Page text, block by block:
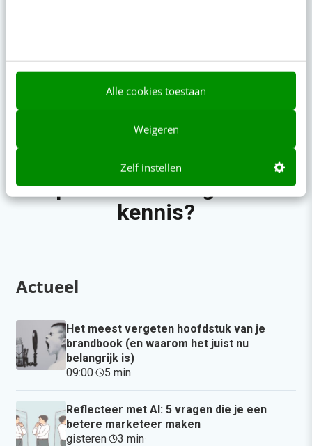
Alle cookies toestaan
Weigeren
Zelf instellen
zijn interessant voor
zichtbaarheid & groei
Op zoek naar nog meer
kennis?
Actueel
Het meest vergeten hoofdstuk van je
brandbook (en waarom het juist nu
belangrijk is)
09:00· 5 min·
Reflecteer met AI: 5 vragen die je een
betere marketeer maken
gisteren· 3 min·